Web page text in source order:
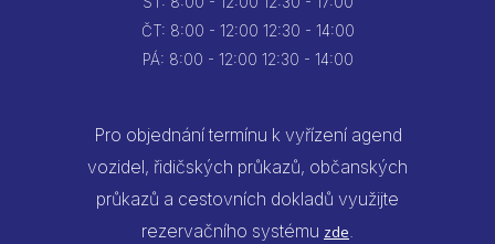
ČT: 8:00 - 12:00 12:30 - 14:00
PÁ: 8:00 - 12:00 12:30 - 14:00
Pro objednání termínu k vyřízení agend
vozidel, řidičských průkazů, občanských
průkazů a cestovních dokladů využijte
rezervačního systému zde.